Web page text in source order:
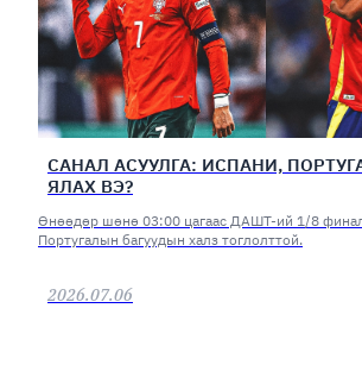
САНАЛ АСУУЛГА: ИСПАНИ,
ЯЛАХ ВЭ?
Өнөөдөр шөнө 03:00 цагаас ДАШТ-ий 1/8
Португалын багуудын халз тоглолттой.
2026.07.06